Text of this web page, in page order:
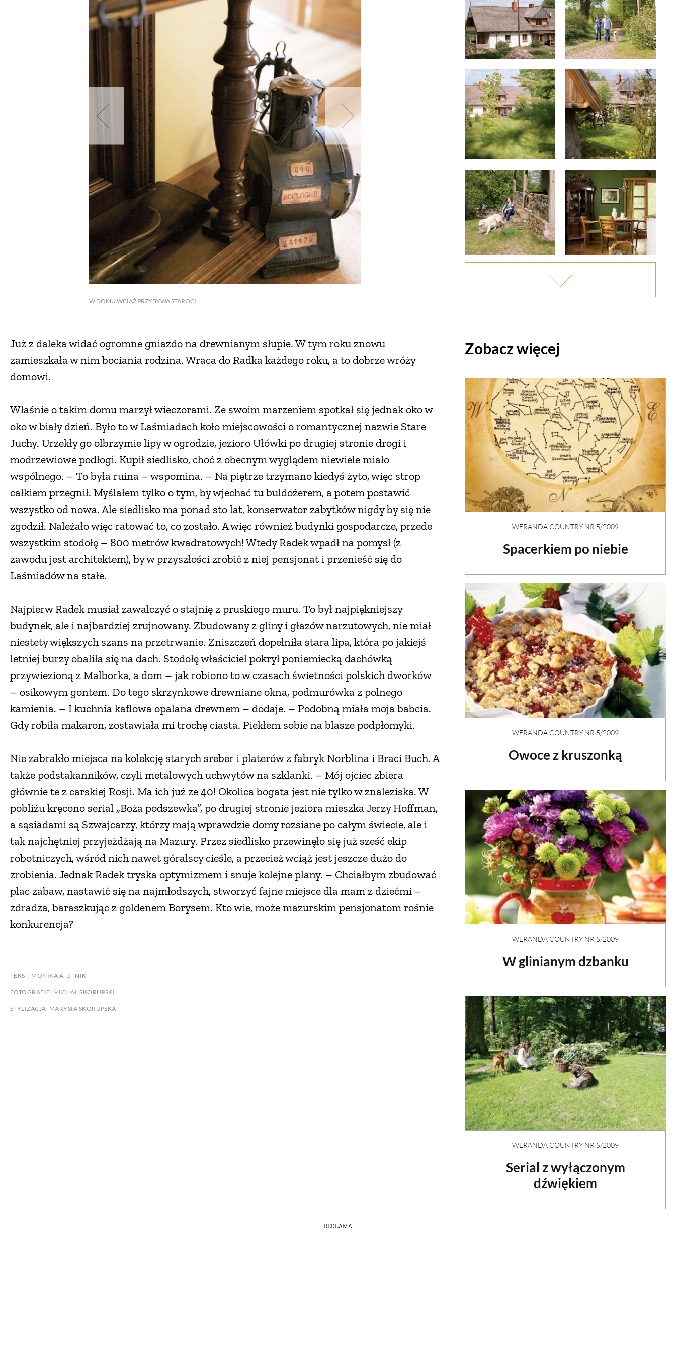
W DOMU WCIĄŻ PRZYBYWA STAROCI.
Już z daleka widać ogromne gniazdo na drewnianym słupie. W tym roku znowu
zamieszkała w nim bociania rodzina. Wraca do Radka każdego roku, a to dobrze wróży
domowi.
Właśnie o takim domu marzył wieczorami. Ze swoim marzeniem spotkał się jednak oko w
oko w biały dzień. Było to w Laśmiadach koło miejscowości o romantycznej nazwie Stare
Juchy. Urzekły go olbrzymie lipy w ogrodzie, jezioro Ułówki po drugiej stronie drogi i
modrzewiowe podłogi. Kupił siedlisko, choć z obecnym wyglądem niewiele miało
wspólnego. – To była ruina – wspomina. – Na piętrze trzymano kiedyś żyto, więc strop
całkiem przegnił. Myślałem tylko o tym, by wjechać tu buldożerem, a potem postawić
wszystko od nowa. Ale siedlisko ma ponad sto lat, konserwator zabytków nigdy by się nie
zgodził. Należało więc ratować to, co zostało. A więc również budynki gospodarcze, przede
wszystkim stodołę – 800 metrów kwadratowych! Wtedy Radek wpadł na pomysł (z
zawodu jest architektem), by w przyszłości zrobić z niej pensjonat i przenieść się do
Laśmiadów na stałe.
Najpierw Radek musiał zawalczyć o stajnię z pruskiego muru. To był najpiękniejszy
budynek, ale i najbardziej zrujnowany. Zbudowany z gliny i głazów narzutowych, nie miał
niestety większych szans na przetrwanie. Zniszczeń dopełniła stara lipa, która po jakiejś
letniej burzy obaliła się na dach. Stodołę właściciel pokrył poniemiecką dachówką
przywiezioną z Malborka, a dom – jak robiono to w czasach świetności polskich dworków
– osikowym gontem. Do tego skrzynkowe drewniane okna, podmurówka z polnego
kamienia. – I kuchnia kaflowa opalana drewnem – dodaje. – Podobną miała moja babcia.
Gdy robiła makaron, zostawiała mi trochę ciasta. Piekłem sobie na blasze podpłomyki.
Nie zabrakło miejsca na kolekcję starych sreber i platerów z fabryk Norblina i Braci Buch. A
także podstakanników, czyli metalowych uchwytów na szklanki. – Mój ojciec zbiera
głównie te z carskiej Rosji. Ma ich już ze 40! Okolica bogata jest nie tylko w znaleziska. W
pobliżu kręcono serial „Boża podszewka”, po drugiej stronie jeziora mieszka Jerzy Hoffman,
a sąsiadami są Szwajcarzy, którzy mają wprawdzie domy rozsiane po całym świecie, ale i
tak najchętniej przyjeżdżają na Mazury. Przez siedlisko przewinęło się już sześć ekip
robotniczych, wśród nich nawet góralscy cieśle, a przecież wciąż jest jeszcze dużo do
zrobienia. Jednak Radek tryska optymizmem i snuje kolejne plany. – Chciałbym zbudować
plac zabaw, nastawić się na najmłodszych, stworzyć fajne miejsce dla mam z dziećmi –
zdradza, baraszkując z goldenem Borysem. Kto wie, może mazurskim pensjonatom rośnie
konkurencja?
TEKST: MONIKA A. UTNIK
FOTOGRAFIE: MICHAŁ SKORUPSKI
STYLIZACJA: MARYSIA SKORUPSKA
Zobacz więcej
WERANDA COUNTRY NR 5/2009
Spacerkiem po niebie
WERANDA COUNTRY NR 5/2009
Owoce z kruszonką
WERANDA COUNTRY NR 5/2009
W glinianym dzbanku
WERANDA COUNTRY NR 5/2009
Serial z wyłączonym
dźwiękiem
REKLAMA